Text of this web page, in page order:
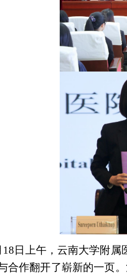
18日上午，云南大学附
合作翻开了崭新的一页